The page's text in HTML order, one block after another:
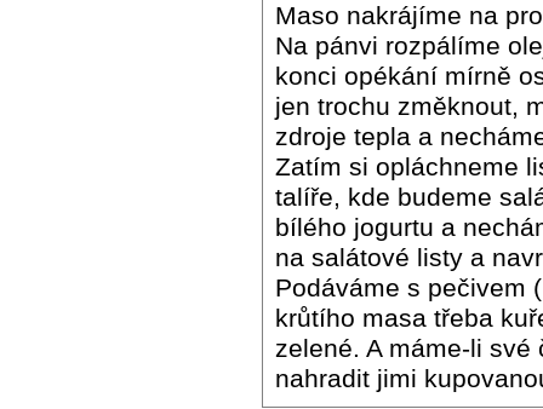
Maso nakrájíme na
Na pánvi rozpálíme
konci opékání mírně
jen trochu změknout,
zdroje tepla a
Zatím si opláchneme
talíře, kde budeme
bílého jogurtu a
na salátové listy a
Podáváme s pečivem
krůtího masa třeba
zelené. A máme-li
nahradit jimi